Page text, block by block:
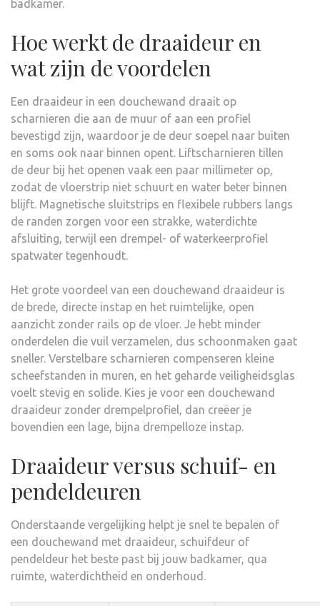
badkamer.
Hoe werkt de draaideur en
wat zijn de voordelen
Een draaideur in een douchewand draait op
scharnieren die aan de muur of aan een profiel
bevestigd zijn, waardoor je de deur soepel naar buiten
en soms ook naar binnen opent. Liftscharnieren tillen
de deur bij het openen vaak een paar millimeter op,
zodat de vloerstrip niet schuurt en water beter binnen
blijft. Magnetische sluitstrips en flexibele rubbers langs
de randen zorgen voor een strakke, waterdichte
afsluiting, terwijl een drempel- of waterkeerprofiel
spatwater tegenhoudt.
Het grote voordeel van een douchewand draaideur is
de brede, directe instap en het ruimtelijke, open
aanzicht zonder rails op de vloer. Je hebt minder
onderdelen die vuil verzamelen, dus schoonmaken gaat
sneller. Verstelbare scharnieren compenseren kleine
scheefstanden in muren, en het geharde veiligheidsglas
voelt stevig en solide. Kies je voor een douchewand
draaideur zonder drempelprofiel, dan creëer je
bovendien een lage, bijna drempelloze instap.
Draaideur versus schuif- en
pendeldeuren
Onderstaande vergelijking helpt je snel te bepalen of
een douchewand met draaideur, schuifdeur of
pendeldeur het beste past bij jouw badkamer, qua
ruimte, waterdichtheid en onderhoud.